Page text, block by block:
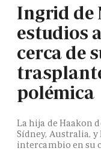
Ingrid de
estudios
cerca de
polémica
La hija de Haakon
Sídney, Australia,
intercambio en su